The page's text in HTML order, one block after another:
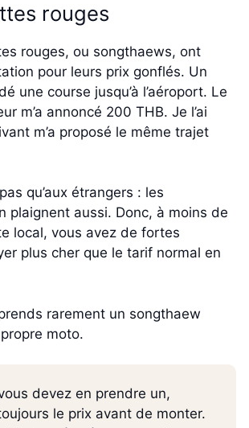
rouges
rouges, ou songthaews, ont
pour leurs prix gonflés. Un
une course jusqu’à l’aéroport. Le
m’a annoncé 200 THB. Je l’ai
m’a proposé le même trajet
qu’aux étrangers : les
plaignent aussi. Donc, à moins de
local, vous avez de fortes
plus cher que le tarif normal en
rarement un songthaew
moto.
devez en prendre un,
le prix avant de monter.